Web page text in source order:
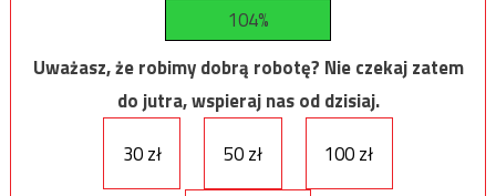
104%
Uważasz, że robimy dobrą robotę? Nie czekaj zatem
do jutra, wspieraj nas od dzisiaj.
30 zł
50 zł 100 zł